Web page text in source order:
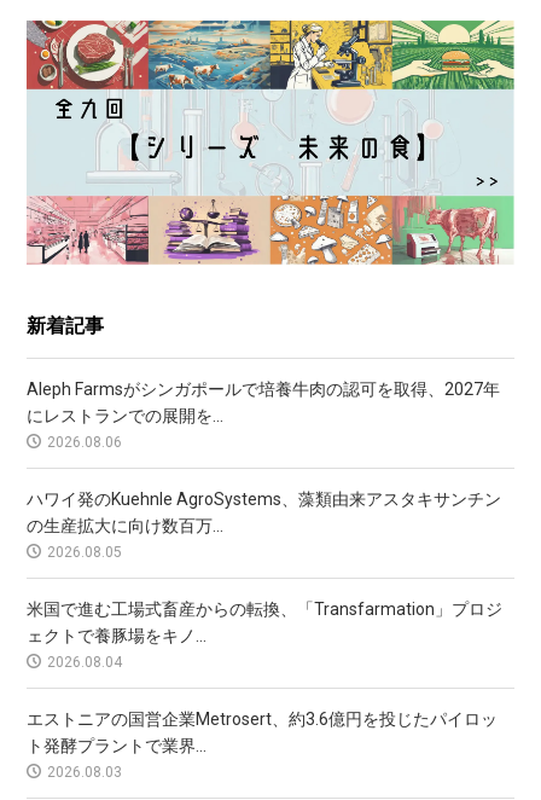
新着記事
Aleph Farmsがシンガポールで培養牛肉の認可を取得、2027年
にレストランでの展開を...
2026.08.06
ハワイ発のKuehnle AgroSystems、藻類由来アスタキサンチン
の生産拡大に向け数百万...
2026.08.05
米国で進む工場式畜産からの転換、「Transfarmation」プロジ
ェクトで養豚場をキノ...
2026.08.04
エストニアの国営企業Metrosert、約3.6億円を投じたパイロッ
ト発酵プラントで業界...
2026.08.03